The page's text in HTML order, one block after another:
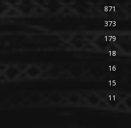
871
373
179
18
16
15
11